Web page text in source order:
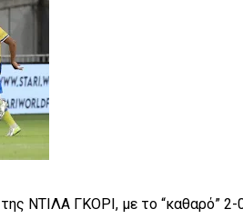
ΝΤΙΛΑ ΓΚΟΡΙ, με το “καθαρό” 2-